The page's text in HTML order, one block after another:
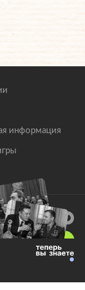
информация